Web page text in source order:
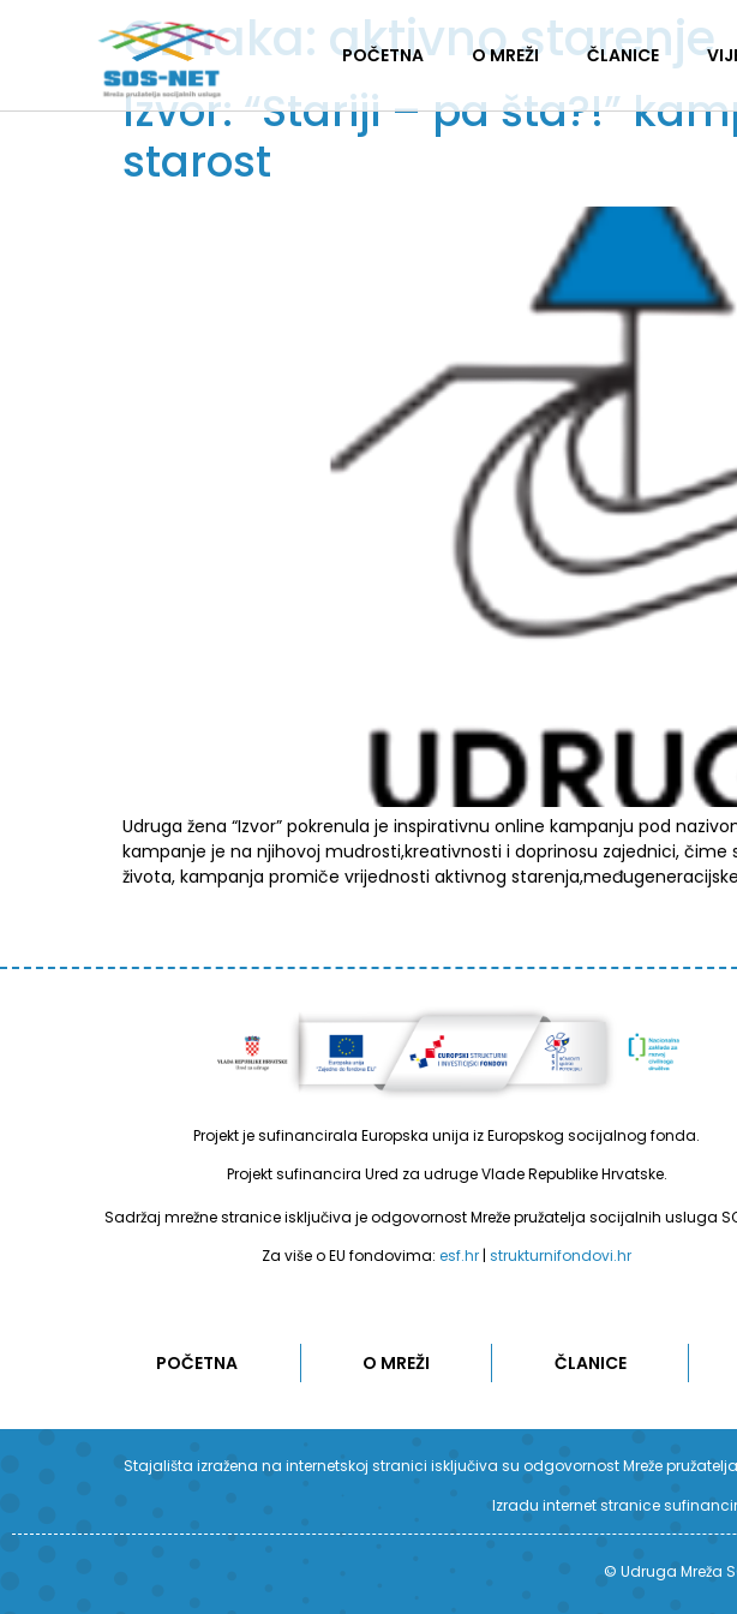
POČETNA O MREŽI ČLANICE
Oznaka: aktivno starenje
Izvor: “Stariji – pa šta?!”
starost
Udruga žena “Izvor” pokrenula je inspirativnu online kampanju pod
kampanje je na njihovoj mudrosti,kreativnosti i doprinosu zajednici,
života, kampanja promiče vrijednosti aktivnog
Projekt je sufinancirala Europska unija iz Europskog socijalnog fonda.
Projekt sufinancira Ured za udruge Vlade Republike Hrvatske.
Sadržaj mrežne stranice isključiva je odgovornost Mreže pružatelja socijalnih usluga
Za više o EU fondovima: esf.hr | strukturnifondovi.hr
POČETNA O MREŽI ČLANICE
Stajališta izražena na internetskoj stranici isključiva su odgovornost Mreže
Izradu internet stranice
© Udruga Mreža